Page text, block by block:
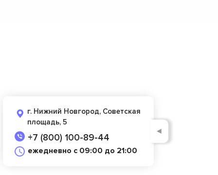
г. Нижний Новгород, Советская
площадь, 5
+7 (800) 100-89-44
ежедневно с 09:00 до 21:00
◄